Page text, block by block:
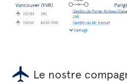
Le nostre